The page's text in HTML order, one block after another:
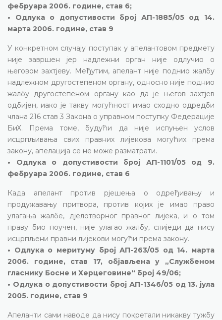
фебруара 2006. године, став 6;
• Одлука о допустивости број АП-1885/05 од 14.
марта 2006. године, став 9
У конкретном случају поступак у апелантовом предмету
није завршен јер надлежни орган није одлучио о
његовом захтјеву. Међутим, апелант није поднио жалбу
надлежном другостепеном органу, односно није поднио
жалбу другостепеном органу као да је његов захтјев
одбијен, иако је такву могућност имао сходно одредби
члана 216 став 3 Закона о управном поступку Федерације
БиХ. Према томе, будући да није испуњен услов
исцрпљивања свих правних лијекова могућих према
закону, апелација се не може разматрати.
• Одлука о допустивости број АП-1101/05 од 9.
фебруара 2006. године, став 6
Када апелант против рјешења о одређивању и
продужавању притвора, против којих је имао право
улагања жалбе, дјелотворног правног лијека, и о том
праву био поучен, није улагао жалбу, слиједи да нису
исцрпљени правни лијекови могући према закону.
• Одлука о меритуму број АП-263/05 од 14. марта
2006. године, став 17, објављена у „Службеном
гласнику Босне и Херцеговине“ број 49/06;
• Одлука о допустивости број АП-1346/05 од 13. јула
2005. године, став 9
Апеланти сами наводе да нису покретали никакву тужбу